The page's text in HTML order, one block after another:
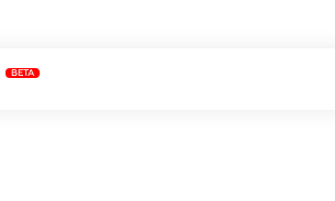
BETA